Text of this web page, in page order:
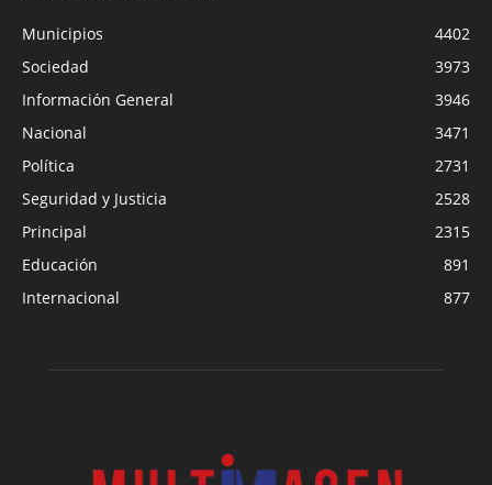
Municipios
4402
Sociedad
3973
Información General
3946
Nacional
3471
Política
2731
Seguridad y Justicia
2528
Principal
2315
Educación
891
Internacional
877